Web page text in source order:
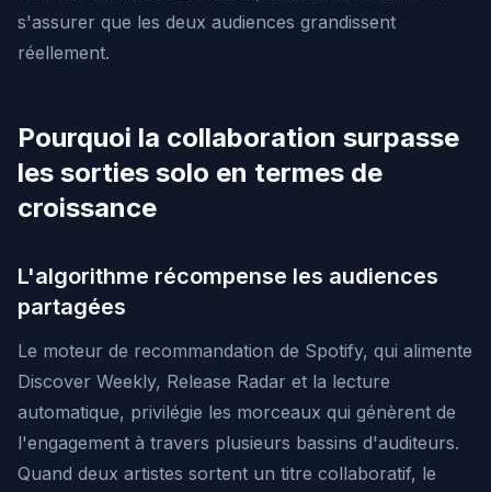
s'assurer que les deux audiences grandissent
réellement.
Pourquoi la collaboration surpasse
les sorties solo en termes de
croissance
L'algorithme récompense les audiences
partagées
Le moteur de recommandation de Spotify, qui alimente
Discover Weekly, Release Radar et la lecture
automatique, privilégie les morceaux qui génèrent de
l'engagement à travers plusieurs bassins d'auditeurs.
Quand deux artistes sortent un titre collaboratif, le